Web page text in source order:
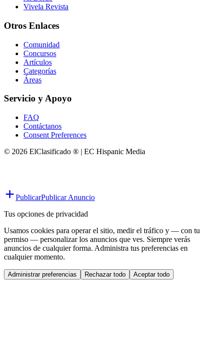
Vivela Revista
Otros Enlaces
Comunidad
Concursos
Artículos
Categorías
Áreas
Servicio y Apoyo
FAQ
Contáctanos
Consent Preferences
© 2026 ElClasificado ® | EC Hispanic Media
PublicarPublicar Anuncio
Tus opciones de privacidad
Usamos cookies para operar el sitio, medir el tráfico y — con tu
permiso — personalizar los anuncios que ves. Siempre verás
anuncios de cualquier forma. Administra tus preferencias en
cualquier momento.
Administrar preferencias Rechazar todo Aceptar todo